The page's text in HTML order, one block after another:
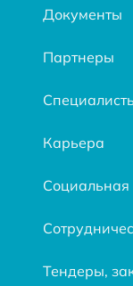
Документы
Партнеры
Карьера
Социальная
Тендеры,